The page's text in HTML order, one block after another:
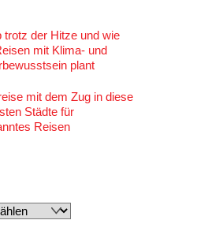
trotz der Hitze und wie
mit Klima- und
plant
mit dem Zug in diese
Städte für
Reisen